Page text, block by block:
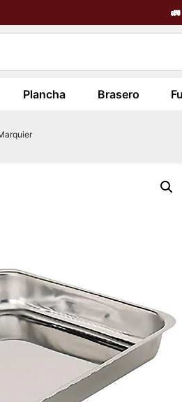
🚛
Plancha Brasero